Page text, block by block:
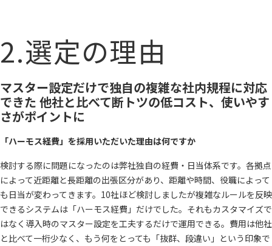
2.選定の理由
マスター設定だけで独自の複雑な社内規程に対応
できた 他社と比べて断トツの低コスト、使いやす
さがポイントに
「ハーモス経費」を採用いただいた理由は何ですか
検討する際に問題になったのは弊社独自の経費・日当体系です。各拠点
によって近距離と長距離の出張区分があり、距離や時間、役職によって
も日当が変わってきます。10社ほど検討しましたが複雑なルールを反映
できるシステムは「ハーモス経費」だけでした。それもカスタマイズで
はなく導入時のマスター設定を工夫するだけで運用できる。費用は他社
と比べて一桁少なく、もう何をとっても「抜群、段違い」という印象で